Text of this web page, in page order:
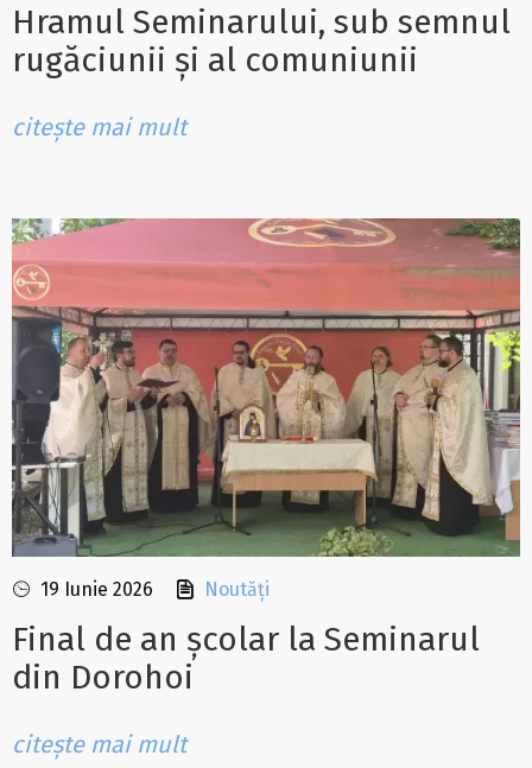
Hramul Seminarului, sub semnul
rugăciunii și al comuniunii
citește mai mult
19 Iunie 2026 Noutăți
Final de an școlar la Seminarul
din Dorohoi
citește mai mult